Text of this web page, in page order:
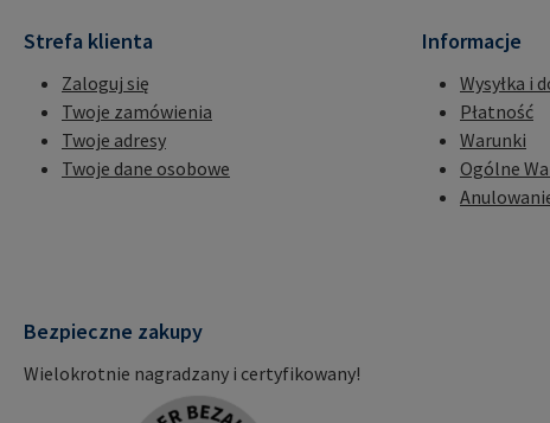
Strefa klienta
Zaloguj się
Twoje zamówienia
Twoje adresy
Twoje dane osobowe
Informacje
Wysyłka i
Płatność
Warunki
Ogólne
Bezpieczne zakupy
Wielokrotnie nagradzany i certyfikowany!